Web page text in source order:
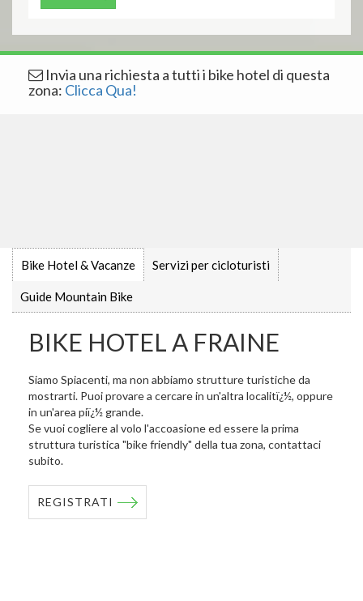
Invia una richiesta a tutti i bike hotel di questa
zona: Clicca Qua!
Bike Hotel & Vacanze Servizi per cicloturisti
Guide Mountain Bike
BIKE HOTEL A FRAINE
Siamo Spiacenti, ma non abbiamo strutture turistiche da
mostrarti. Puoi provare a cercare in un'altra localitï¿½, oppure
in un'area piï¿½ grande.
Se vuoi cogliere al volo l'accoasione ed essere la prima
struttura turistica "bike friendly" della tua zona, contattaci
subito.
REGISTRATI